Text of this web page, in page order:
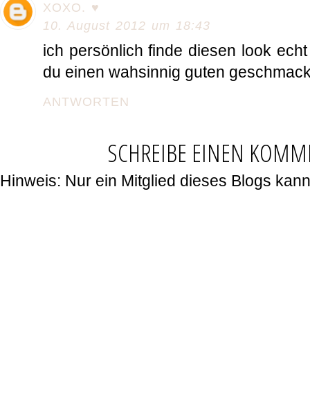
XOXO. ♥
10. August 2012 um 18:43
ich persönlich finde diesen look
du einen wahsinnig guten
ANTWORTEN
SCHREIBE EINEN
Hinweis: Nur ein Mitglied dieses Blogs